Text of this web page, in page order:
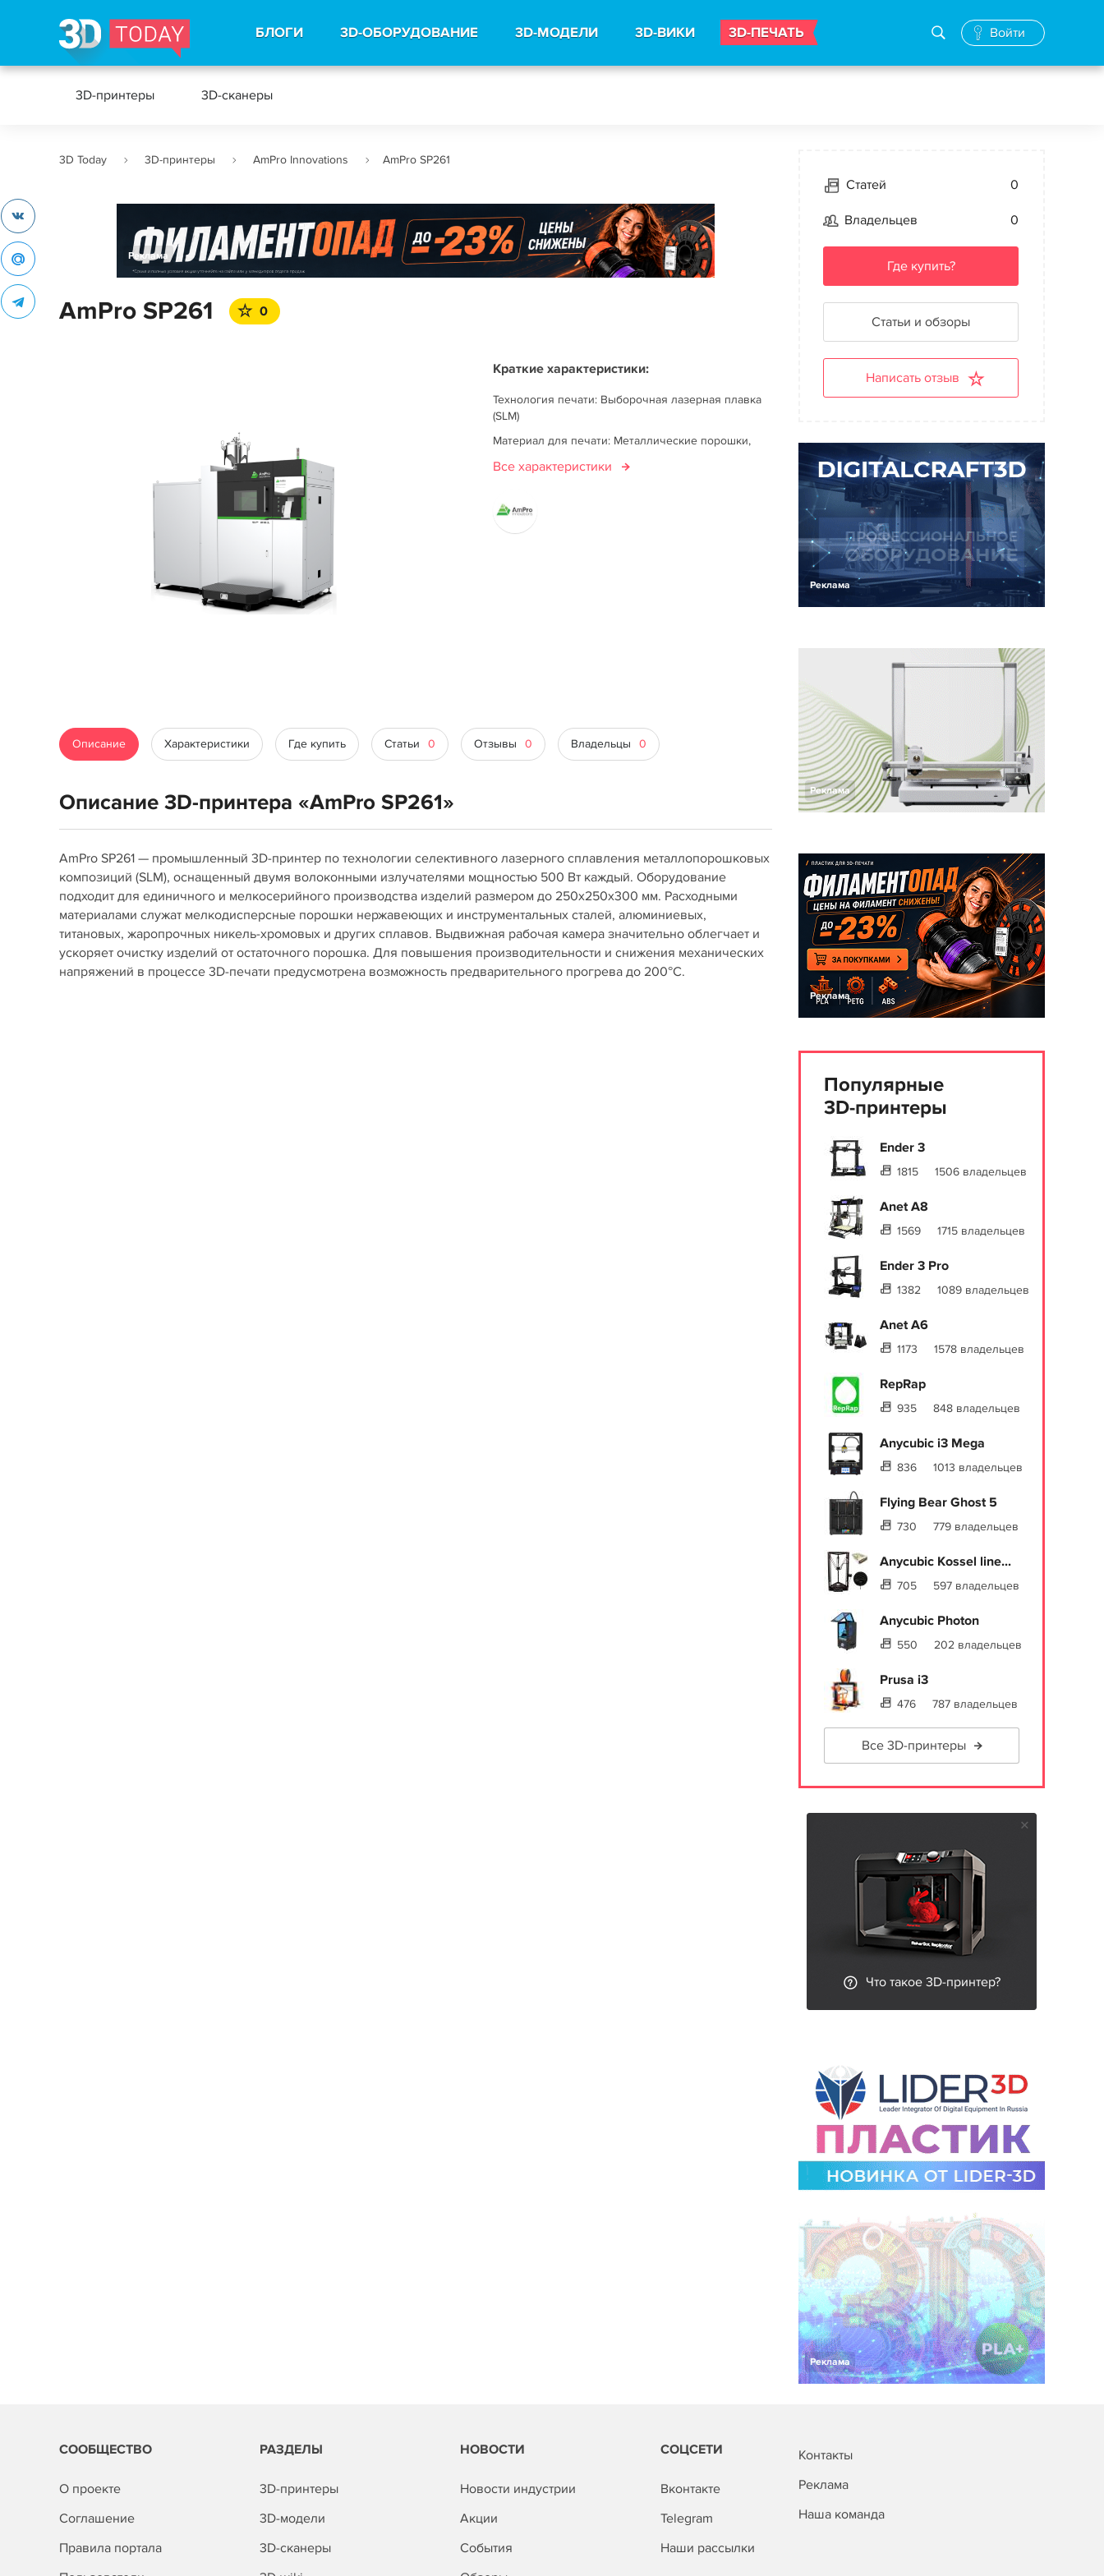
БЛОГИ 3D-ОБОРУДОВАНИЕ 3D-МОДЕЛИ 3D-ВИКИ 3D-ПЕЧАТЬ Войти
3D-принтеры 3D-сканеры
3D Today 3D-принтеры AmPro Innovations AmPro SP261
Реклама
AmPro SP261 0
Краткие характеристики:
Технология печати: Выборочная лазерная плавка
(SLM)
Материал для печати: Металлические порошки,
Все характеристики
Описание Характеристики Где купить Статьи 0 Отзывы 0 Владельцы 0
Описание 3D-принтера «AmPro SP261»
AmPro SP261 — промышленный 3D-принтер по технологии селективного лазерного сплавления металлопорошковых
композиций (SLM), оснащенный двумя волоконными излучателями мощностью 500 Вт каждый. Оборудование
подходит для единичного и мелкосерийного производства изделий размером до 250х250х300 мм. Расходными
материалами служат мелкодисперсные порошки нержавеющих и инструментальных сталей, алюминиевых,
титановых, жаропрочных никель-хромовых и других сплавов. Выдвижная рабочая камера значительно облегчает и
ускоряет очистку изделий от остаточного порошка. Для повышения производительности и снижения механических
напряжений в процессе 3D-печати предусмотрена возможность предварительного прогрева до 200°C.
Статей 0
Владельцев 0
Где купить?
Статьи и обзоры
Написать отзыв
Реклама
Реклама
Реклама
Популярные
3D-принтеры
Ender 3
1815 1506 владельцев
Anet A8
1569 1715 владельцев
Ender 3 Pro
1382 1089 владельцев
Anet A6
1173 1578 владельцев
RepRap
935 848 владельцев
Anycubic i3 Mega
836 1013 владельцев
Flying Bear Ghost 5
730 779 владельцев
Anycubic Kossel line...
705 597 владельцев
Anycubic Photon
550 202 владельцев
Prusa i3
476 787 владельцев
Все 3D-принтеры
Что такое 3D-принтер?
Реклама
СООБЩЕСТВО
О проекте
Соглашение
Правила портала
РАЗДЕЛЫ
3D-принтеры
3D-модели
3D-сканеры
НОВОСТИ
Новости индустрии
Акции
События
СОЦСЕТИ
Вконтакте
Telegram
Наши рассылки
Контакты
Реклама
Наша команда